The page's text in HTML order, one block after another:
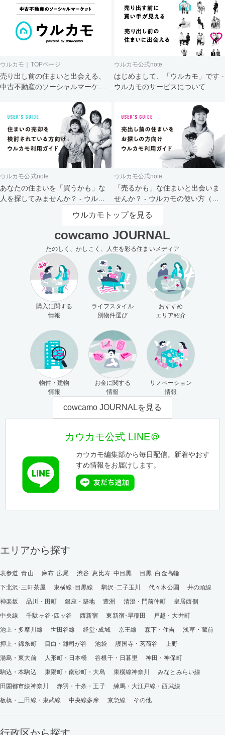
ウルカモ｜TOPページ
売り出し前の住まいと出会える、
中古不動産のソーシャルマーケッ
ウルカモ公式note
はじめまして、「ウルカモ」です -
ウルカモのサービスについて
ウルカモ公式note
あなたの住まいを「買うかも」な
人を探してみませんか？ - ウルカ
ウルカモ公式note
「売るかも」な住まいと出会いま
せんか？ - ウルカモの使い方（買
主さま向け）
ウルカモトップを見る
cowcamo JOURNAL
たのしく、かしこく、人生を彩る住まいメディア
購入に関する
情報
ライフスタイル
別物件選び
おすすめ
エリア紹介
物件・建物
情報
お金に関する
情報
リノベーション
情報
cowcamo JOURNALを見る
カウカモ公式 LINE＠
カウカモ編集部から毎日配信。新着やおす
すめ情報をお届けします。
エリアから探す
表参道･青山 麻布･広尾 渋谷･恵比寿･中目黒
目黒･白金高輪
下北沢･三軒茶屋
東横線･目黒線 駒沢･二子玉川 代々木公園
井の頭線
神楽坂
品川・田町 銀座・築地 豊洲 清澄・門前仲町
皇居西側
中央線
千駄ヶ谷･四ッ谷 西新宿 東新宿･早稲田
戸越・大井町
池上・多摩川線
世田谷線 経堂･成城 京王線 森下・住吉
浅草・蔵前
押上・錦糸町
目白・雑司が谷 池袋 護国寺・茗荷谷
上野
湯島・東大前
人形町・日本橋 谷根千・日暮里
神田・神保町
駒込・本駒込
東陽町・南砂町・大島 東横線神奈川
みなとみらい線
田園都市線神奈川
赤羽・十条・王子
練馬・大江戸線・西武線
板橋・三田線・東武線
中央線多摩 京急線 その他